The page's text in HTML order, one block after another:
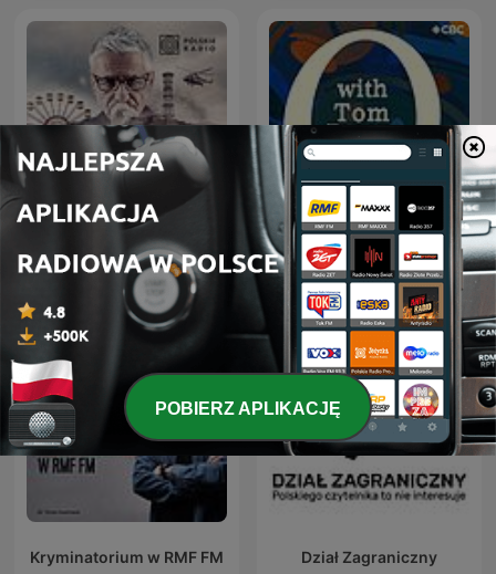
Czarnobyl. Prawdziwa
historia
Q with Tom Power
Kryminatorium w RMF FM Dział Zagraniczny
POBIERZ APLIKACJĘ